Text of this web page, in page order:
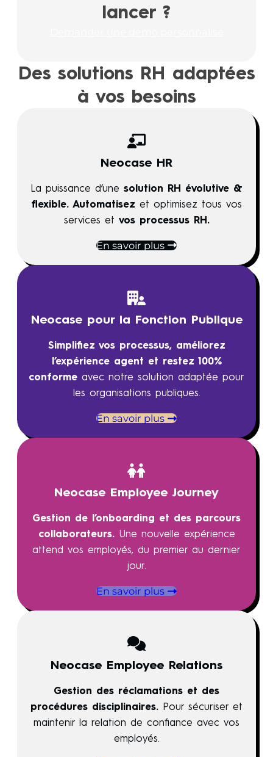
lancer ?
Des solutions RH adaptées
à vos besoins
Neocase HR
La puissance d’une solution RH évolutive &
flexible. Automatisez et optimisez tous vos
services et vos processus RH.
En savoir plus
Neocase pour la Fonction Publique
Simplifiez vos processus, améliorez
l’expérience agent et restez 100%
conforme avec notre solution adaptée pour
les organisations publiques.
En savoir plus
Neocase Employee Journey
Gestion de l’onboarding et des parcours
collaborateurs. Une nouvelle expérience
attend vos employés, du premier au dernier
jour.
En savoir plus
Neocase Employee Relations
Gestion des réclamations et des
procédures disciplinaires. Pour sécuriser et
maintenir la relation de confiance avec vos
employés.